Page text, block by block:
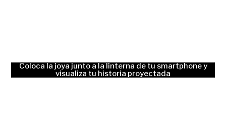
Coloca la joya junto a la linterna de tu smartphone y
visualiza tu historia proyectada